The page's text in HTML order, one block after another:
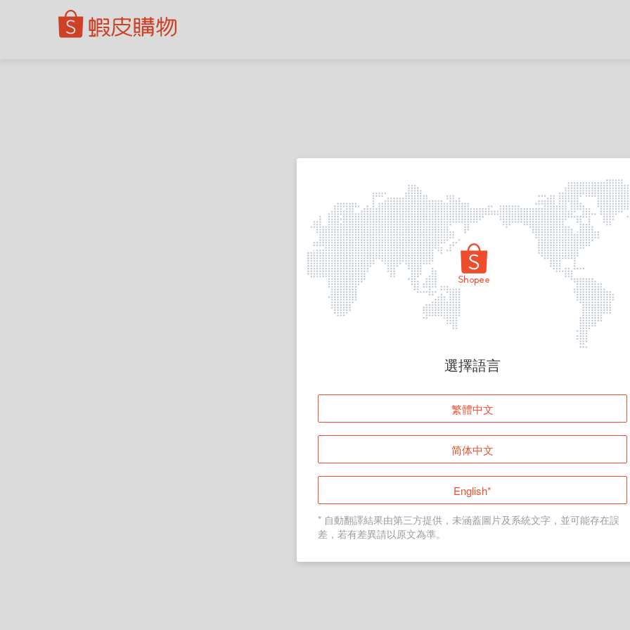
頁面無法顯示
登入
返回首頁
選擇語言
繁體中文
简体中文
English*
* 自動翻譯結果由第三方提供，未涵蓋圖片及系統文字，並可能存在誤
差，若有差異請以原文為準。